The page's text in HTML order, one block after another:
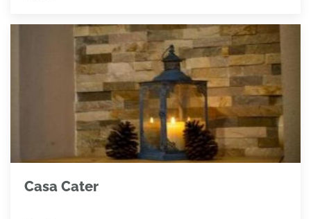
Casa Cater